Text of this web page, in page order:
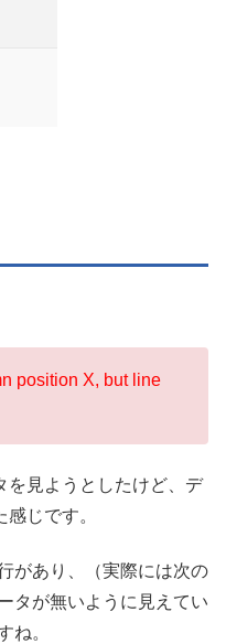
position X, but line
を見ようとしたけど、デ
じです。
があり、（実際には次の
タが無いように見えてい
ね。